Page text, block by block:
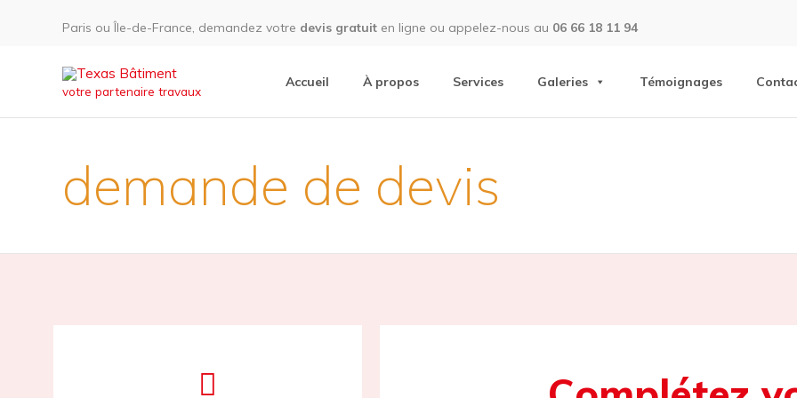
Paris ou Île-de-France, demandez votre devis gratuit en ligne ou appelez-nous au 06 66 18 11 94
votre partenaire travaux
Accueil À propos Services Galeries Témoignages
demande de devis